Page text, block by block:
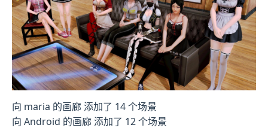
向 maria 的画廊 添加了 14 个场景
向 Android 的画廊 添加了 12 个场景